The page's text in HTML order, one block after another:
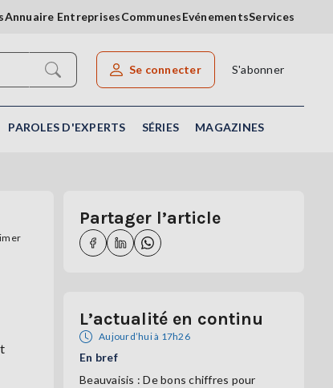
Annuaire EntreprisesCommunesEvénementsServices
Rechercher un article
Se connecter S'abonner
PAROLES D'EXPERTS SÉRIES MAGAZINES
Partager l’article
L’actualité en continu
Aujourd’hui à 17h26
En bref
Beauvaisis : De bons chiffres pour